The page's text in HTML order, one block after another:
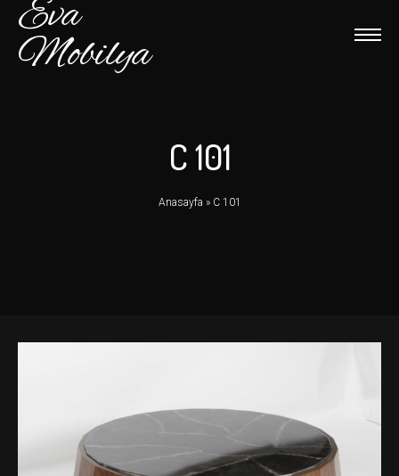
Eva
Mobilya
C 101
Anasayfa » C 101